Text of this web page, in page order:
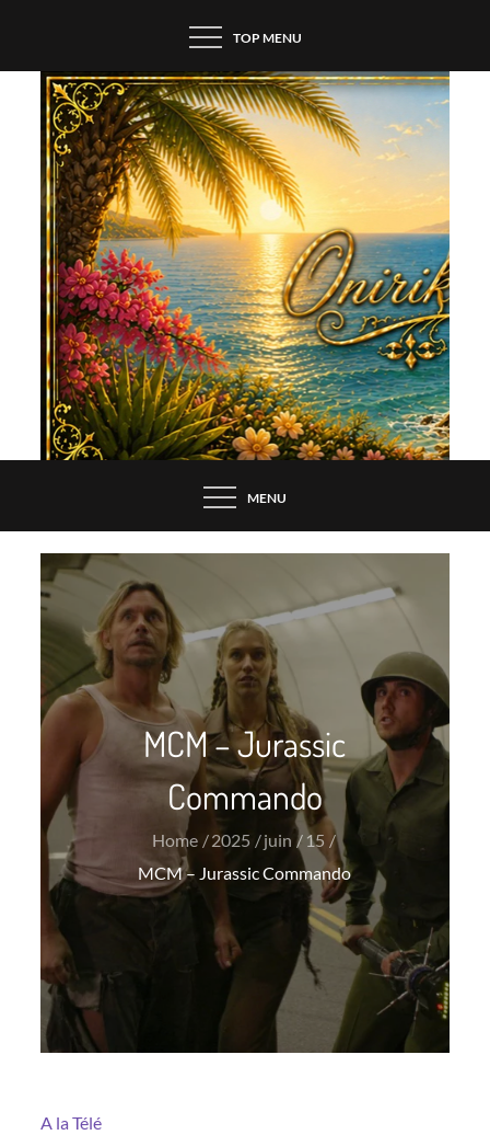
content
TOP MENU
MENU
MCM – Jurassic
Commando
Home 2025 juin
15
MCM – Jurassic Commando
A la Télé